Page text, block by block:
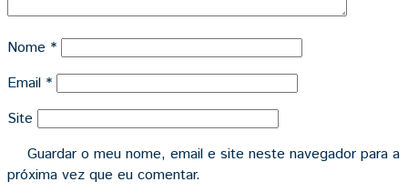
Nome *
Email *
Site
Guardar o meu nome, email e site neste navegador para a
próxima vez que eu comentar.